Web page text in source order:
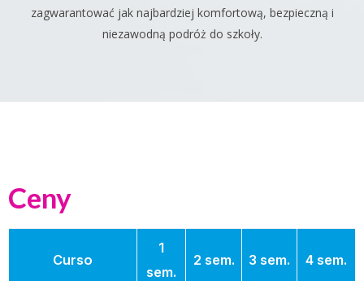
zagwarantować jak najbardziej komfortową, bezpieczną i
niezawodną podróż do szkoły.
Ceny
Curso
1
sem.
2 sem. 3 sem. 4 sem.